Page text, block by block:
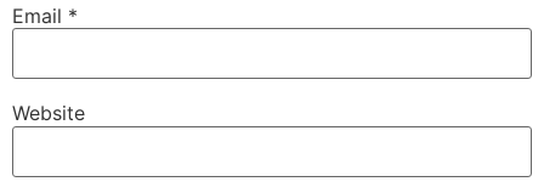
Email *
Website